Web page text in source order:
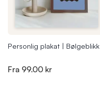
Personlig plakat | Bølgeblikk
Fra 99.00 kr